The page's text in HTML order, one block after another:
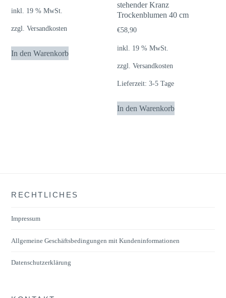
auf
inkl. 19 % MwSt.
zzgl.Versandkosten
In den Warenkorb
stehender Kranz
Trockenblumen 40 cm
€58,90
inkl. 19 % MwSt.
zzgl.Versandkosten
Lieferzeit:3-5 Tage
In den Warenkorb
RECHTLICHES
Impressum
Allgemeine Geschäftsbedingungen mit Kundeninformationen
Datenschutzerklärung